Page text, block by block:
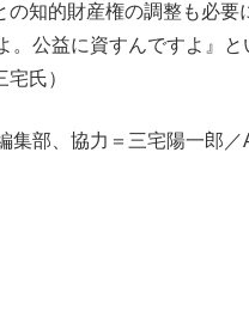
知的財産権の調整も必要
。公益に資すんですよ』
氏）
集部、協力＝三宅陽一郎